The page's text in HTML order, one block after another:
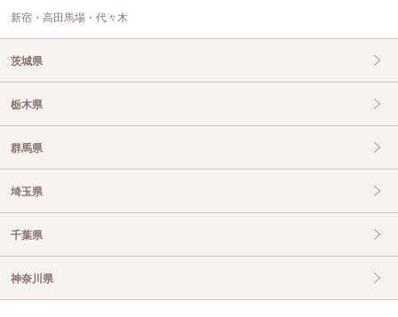
新宿・高田馬場・代々木
茨城県
栃木県
群馬県
埼玉県
千葉県
神奈川県